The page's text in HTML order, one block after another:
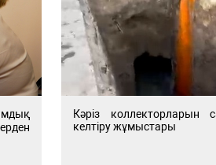
Кәріз коллекторларын
келтіру жұмыстары